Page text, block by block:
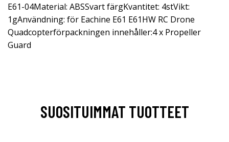
E61-04Material: ABSSvart färgKvantitet: 4stVikt:
1gAnvändning: för Eachine E61 E61HW RC Drone
Quadcopterförpackningen innehåller:4 x Propeller
Guard
SUOSITUIMMAT TUOTTEET